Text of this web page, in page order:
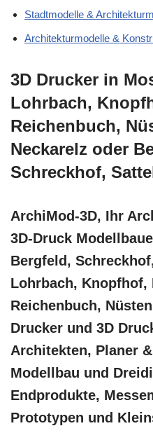
Stadtmodelle &
Architekturmodelle &
3D Drucker in
Lohrbach,
Reichenbuch,
Neckarelz oder
Schreckhof,
ArchiMod-3D, Ihr
3D-Druck
Bergfeld,
Lohrbach, Knopfhof,
Reichenbuch,
Drucker und 3D
Architekten, Planer
Modellbau und
Endprodukte,
Prototypen und